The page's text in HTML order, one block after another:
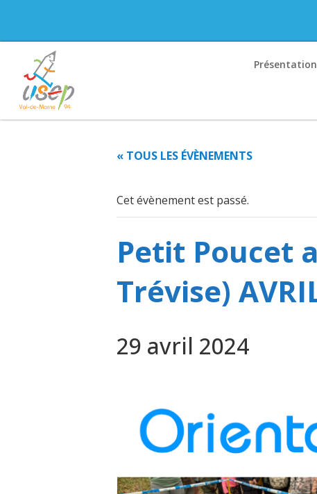
Présentation
« TOUS LES ÉVÈNEMENTS
Cet évènement est passé.
Petit Poucet
Trévise)
29 avril 2024